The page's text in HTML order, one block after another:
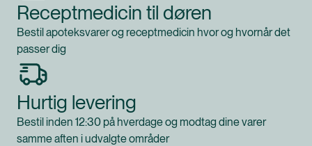
Receptmedicin til døren
Bestil apoteksvarer og receptmedicin hvor og hvornår det
passer dig
Hurtig levering
Bestil inden 12:30 på hverdage og modtag dine varer
samme aften i udvalgte områder